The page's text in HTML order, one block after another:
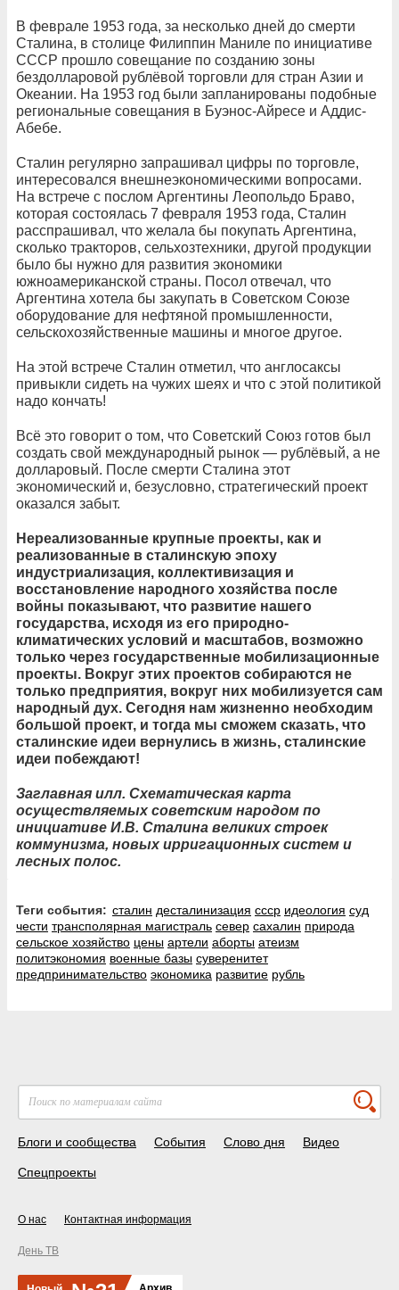
В феврале 1953 года, за несколько дней до смерти
Сталина, в столице Филиппин Маниле по инициативе
СССР прошло совещание по созданию зоны
бездолларовой рублёвой торговли для стран Азии и
Океании. На 1953 год были запланированы подобные
региональные совещания в Буэнос-Айресе и Аддис-
Абебе.
Сталин регулярно запрашивал цифры по торговле,
интересовался внешнеэкономическими вопросами.
На встрече с послом Аргентины Леопольдо Браво,
которая состоялась 7 февраля 1953 года, Сталин
расспрашивал, что желала бы покупать Аргентина,
сколько тракторов, сельхозтехники, другой продукции
было бы нужно для развития экономики
южноамериканской страны. Посол отвечал, что
Аргентина хотела бы закупать в Советском Союзе
оборудование для нефтяной промышленности,
сельскохозяйственные машины и многое другое.
На этой встрече Сталин отметил, что англосаксы
привыкли сидеть на чужих шеях и что с этой политикой
надо кончать!
Всё это говорит о том, что Советский Союз готов был
создать свой международный рынок — рублёвый, а не
долларовый. После смерти Сталина этот
экономический и, безусловно, стратегический проект
оказался забыт.
Нереализованные крупные проекты, как и
реализованные в сталинскую эпоху
индустриализация, коллективизация и
восстановление народного хозяйства после
войны показывают, что развитие нашего
государства, исходя из его природно-
климатических условий и масштабов, возможно
только через государственные мобилизационные
проекты. Вокруг этих проектов собираются не
только предприятия, вокруг них мобилизуется сам
народный дух. Сегодня нам жизненно необходим
большой проект, и тогда мы сможем сказать, что
сталинские идеи вернулись в жизнь, сталинские
идеи побеждают!
Заглавная илл. Схематическая карта
осуществляемых советским народом по
инициативе И.В. Сталина великих строек
коммунизма, новых ирригационных систем и
лесных полос.
Теги события: сталин десталинизация ссср идеология суд
чести трансполярная магистраль север сахалин природа
сельское хозяйство цены артели аборты атеизм
политэкономия военные базы суверенитет
предпринимательство экономика развитие рубль
Блоги и сообщества События Слово дня Видео
Спецпроекты
О нас Контактная информация
День ТВ